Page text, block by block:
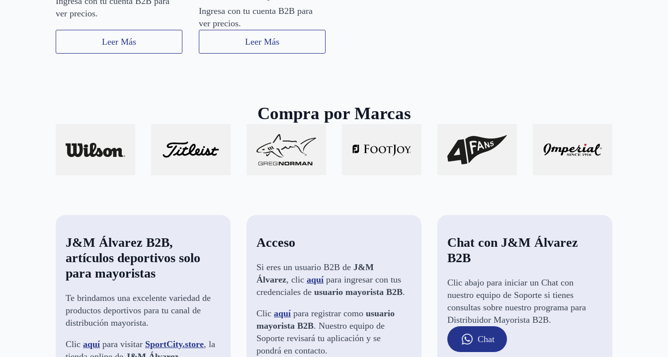
ver precios.
Leer Más
Ingresa con tu cuenta B2B para
ver precios.
Leer Más
Compra por Marcas
J&M Álvarez B2B,
artículos deportivos solo
para mayoristas
Te brindamos una excelente variedad de
productos deportivos para tu canal de
distribución mayorista.
Clic aquí para visitar SportCity.store, la
Acceso
Si eres un usuario B2B de J&M
Álvarez, clic aquí para ingresar con tus
credenciales de usuario mayorista B2B.
Clic aquí para registrar como usuario
mayorista B2B. Nuestro equipo de
Soporte revisará tu aplicación y se
pondrá en contacto.
Chat con J&M Álvarez
B2B
Clic abajo para iniciar un Chat con
nuestro equipo de Soporte si tienes
consultas sobre nuestro programa para
Distribuidor Mayorista B2B.
Chat